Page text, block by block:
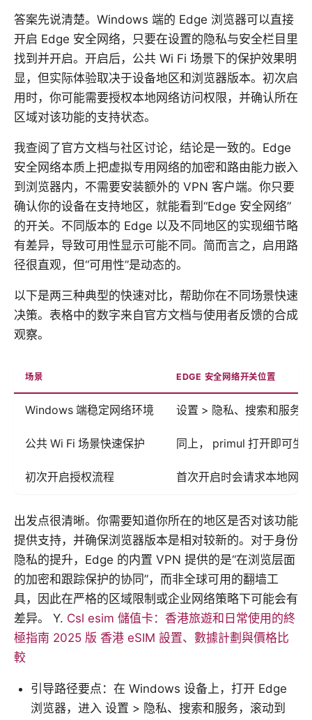
答案先说清楚。Windows 端的 Edge 浏览器可以直接
开启 Edge 安全网络，只要在设置的隐私与安全栏目里
找到并开启。开启后，公共 Wi Fi 场景下的保护效果明
显，但实际体验取决于设备地区和浏览器版本。初次启
用时，你可能需要授权本地网络访问权限，并确认所在
区域对该功能的支持状态。
我查阅了官方文档与社区讨论，结论是一致的。Edge
安全网络本质上把虚拟专用网络的加密和路由能力嵌入
到浏览器内，不需要安装额外的 VPN 客户端。你只要
确认你的设备在支持地区，就能看到“Edge 安全网络”
的开关。不同版本的 Edge 以及不同地区的实现细节略
有差异，导致可用性显示可能不同。简而言之，启用路
径很直观，但“可用性”是动态的。
以下是两三种典型的快速对比，帮助你在不同场景快速
决策。表格中的数字来自官方文档与使用者反馈的合成
观察。
场景 EDGE 安全网络开关位置
Windows 端稳定网络环境 设置 > 隐私、搜索和服务
公共 Wi Fi 场景快速保护 同上， primul 打开即可生
初次开启授权流程 首次开启时会请求本地网
出发点很清晰。你需要知道你所在的地区是否对该功能
提供支持，并确保浏览器版本是相对较新的。对于身份
隐私的提升，Edge 的内置 VPN 提供的是“在浏览层面
的加密和跟踪保护的协同”，而非全球可用的翻墙工
具，因此在严格的区域限制或企业网络策略下可能会有
差异。 Y. Csl esim 儲值卡：香港旅遊和日常使用的終
極指南 2025 版 香港 eSIM 設置、數據計劃與價格比
較
引导路径要点：在 Windows 设备上，打开 Edge
浏览器，进入 设置 > 隐私、搜索和服务，滚动到